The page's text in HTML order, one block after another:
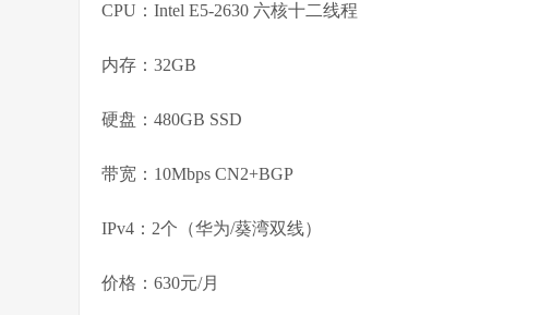
CPU：Intel E5-2630 六核十二线程
内存：32GB
硬盘：480GB SSD
带宽：10Mbps CN2+BGP
IPv4：2个（华为/葵湾双线）
价格：630元/月